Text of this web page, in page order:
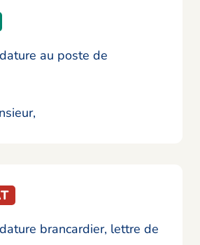
au poste de
brancardier, lettre de